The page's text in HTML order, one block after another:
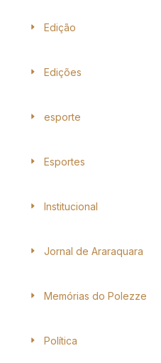
Edição
Edições
esporte
Esportes
Institucional
Jornal de Araraquara
Memórias do Polezze
Política